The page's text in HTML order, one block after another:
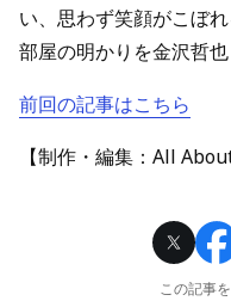
い、思わず笑顔がこぼ
部屋の明かりを金沢哲
前回の記事はこちら
【制作・編集：All
この記事